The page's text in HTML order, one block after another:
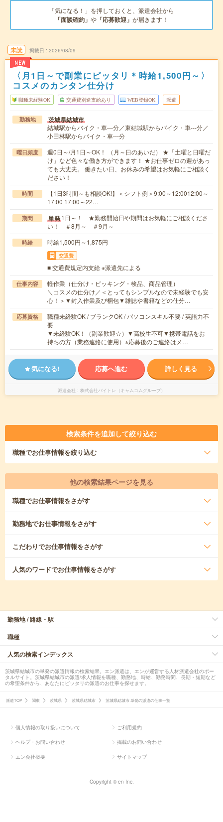
「気になる！」を押しておくと、派遣会社から
「面談確約」 や 「応募歓迎」 が届きます！
未読
NEW
掲載日 2026/08/09
〈月1日～で副業にピッタリ＊時給1,500円～〉
コスメのカンタン仕分け
職種未経験OK 交通費別途支給あり WEB登録OK 派遣
勤務地 茨城県結城市
結城駅からバイク・車---分／東結城駅からバイク・車---分／
小田林駅からバイク・車---分
曜日頻度
週0日～/月1日～OK！ （月～日のあいだ） ★「土曜と日曜だ
け」など色々な働き方ができます！ ★お仕事ゼロの週があっ
ても大丈夫。 働きたい日、お休みの希望はお気軽にご相談く
ださい！
時間
【1日3時間～も相談OK!】＜シフト例＞9:00～12:0012:00～
17:00 17:00～22…
期間 単発1日～！ ★勤務開始日や期間はお気軽にご相談くださ
い！ ＃8月～ ＃9月～
時給 時給1,500円～1,875円
交通費
■ 交通費規定内支給 ※派遣先による
仕事内容
軽作業（仕分け・ピッキング・検品、商品管理）
＼コスメの仕分け／＜とってもシンプルなので未経験でも安
心！＞▼封入作業及び梱包▼雑誌や書籍などの仕分…
応募資格
職種未経験OK / ブランクOK / パソコンスキル不要 / 英語力不
要
▼未経験OK！（副業歓迎☆）▼高校生不可▼携帯電話をお
持ちの方（業務連絡に使用）※応募後のご連絡はメ…
気になる! 応募へ進む 詳しく見る
派遣会社 株式会社バイトレ（キャムコムグループ）
検索条件を追加して絞り込む
職種でお仕事情報を絞り込む
他の検索結果ページを見る
職種でお仕事情報をさがす
勤務地でお仕事情報をさがす
こだわりでお仕事情報をさがす
人気のワードでお仕事情報をさがす
勤務地 / 路線・駅
職種
人気の検索インデックス
茨城県結城市の単発の派遣情報の検索結果。エン派遣は、エンが運営する人材派遣会社のポー
タルサイト。茨城県結城市の派遣/求人情報を職種、勤務地、時給、勤務時間、長期・短期など
の希望条件から、あなたにピッタリの派遣のお仕事を探せます。
派遣TOP 関東 茨城県 茨城県結城市 茨城県結城市 単発の派遣の仕事一覧
個人情報の取り扱いについて ご利用規約
ヘルプ・お問い合わせ 掲載のお問い合わせ
エン会社概要 サイトマップ
Copyright © en Inc.